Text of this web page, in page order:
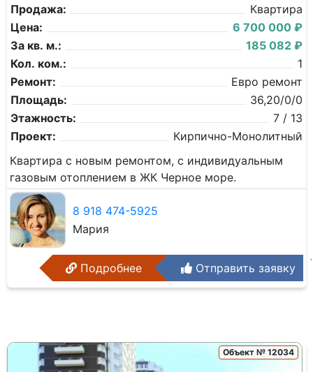
Продажа:
Квартира
Цена:
6 700 000 ₽
За кв. м.:
185 082 ₽
Кол. ком.:
1
Ремонт:
Евро ремонт
Площадь:
36,20/0/0
Этажность:
7 / 13
Проект:
Кирпично-Монолитный
Квартира с новым ремонтом, с индивидуальным
газовым отоплением в ЖК Черное море.
8 918 474-5925
Мария
Подробнее Отправить заявку
Объект № 12034